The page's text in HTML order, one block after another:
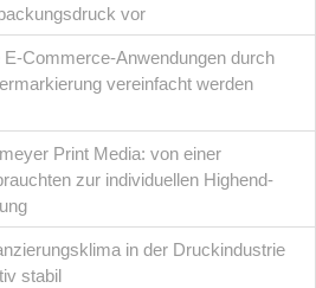
vor
E-Commerce-Anwendungen durch
vereinfacht werden
Print Media: von einer
zur individuellen Highend-
in der Druckindustrie
stabil